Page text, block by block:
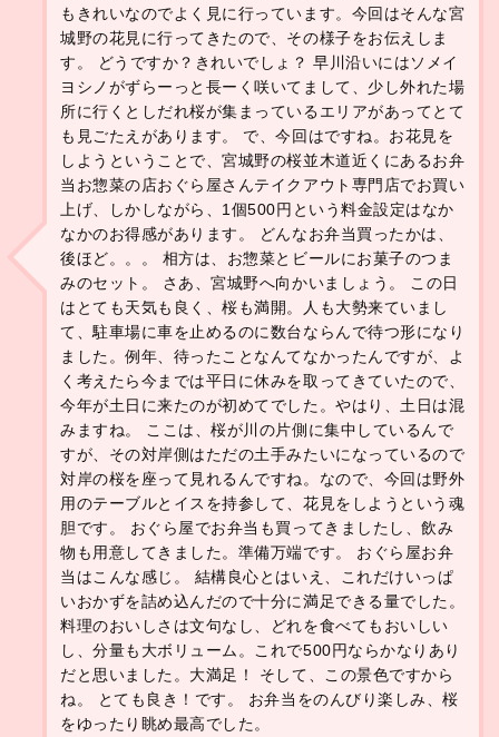
もきれいなのでよく見に行っています。今回はそんな宮
城野の花見に行ってきたので、その様子をお伝えしま
す。 どうですか？きれいでしょ？ 早川沿いにはソメイ
ヨシノがずらーっと長ーく咲いてまして、少し外れた場
所に行くとしだれ桜が集まっているエリアがあってとて
も見ごたえがあります。 で、今回はですね。お花見を
しようということで、宮城野の桜並木道近くにあるお弁
当お惣菜の店おぐら屋さんテイクアウト専門店でお買い
上げ、しかしながら、1個500円という料金設定はなか
なかのお得感があります。 どんなお弁当買ったかは、
後ほど。。。 相方は、お惣菜とビールにお菓子のつま
みのセット。 さあ、宮城野へ向かいましょう。 この日
はとても天気も良く、桜も満開。人も大勢来ていまし
て、駐車場に車を止めるのに数台ならんで待つ形になり
ました。例年、待ったことなんてなかったんですが、よ
く考えたら今までは平日に休みを取ってきていたので、
今年が土日に来たのが初めてでした。やはり、土日は混
みますね。 ここは、桜が川の片側に集中しているんで
すが、その対岸側はただの土手みたいになっているので
対岸の桜を座って見れるんですね。なので、今回は野外
用のテーブルとイスを持参して、花見をしようという魂
胆です。 おぐら屋でお弁当も買ってきましたし、飲み
物も用意してきました。準備万端です。 おぐら屋お弁
当はこんな感じ。 結構良心とはいえ、これだけいっぱ
いおかずを詰め込んだので十分に満足できる量でした。
料理のおいしさは文句なし、どれを食べてもおいしい
し、分量も大ボリューム。これで500円ならかなりあり
だと思いました。大満足！ そして、この景色ですから
ね。 とても良き！です。 お弁当をのんびり楽しみ、桜
をゆったり眺め最高でした。